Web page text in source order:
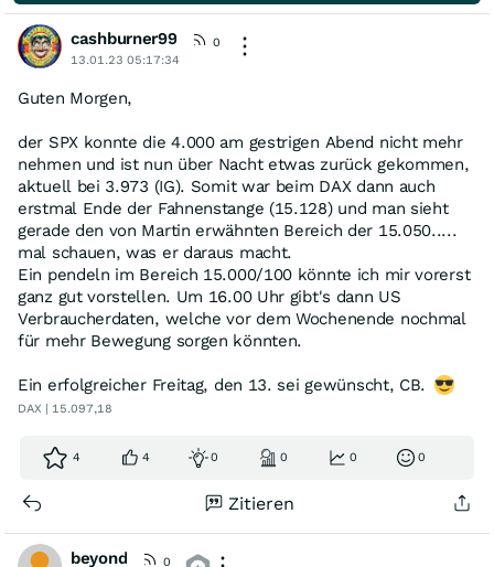
cashburner99
0
13.01.23 05:17:34
Guten Morgen,
der SPX konnte die 4.000 am gestrigen Abend nicht mehr
nehmen und ist nun über Nacht etwas zurück gekommen,
aktuell bei 3.973 (IG). Somit war beim DAX dann auch
erstmal Ende der Fahnenstange (15.128) und man sieht
gerade den von Martin erwähnten Bereich der 15.050.....
mal schauen, was er daraus macht.
Ein pendeln im Bereich 15.000/100 könnte ich mir vorerst
ganz gut vorstellen. Um 16.00 Uhr gibt's dann US
Verbraucherdaten, welche vor dem Wochenende nochmal
für mehr Bewegung sorgen könnten.
Ein erfolgreicher Freitag, den 13. sei gewünscht, CB.
DAX | 15.097,18
4 4 0 0 0 0
Zitieren
beyond 0